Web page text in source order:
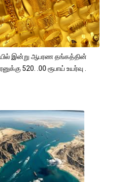
இன்று ஆபரண தங்கத்தின்
520. .00 ரூபாய் உயர்வு .